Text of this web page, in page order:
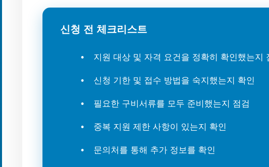
신청 전 체크리스트
지원 대상 및 자격 요건을 정확히 확인했는지
신청 기한 및 접수 방법을 숙지했는지 확인
필요한 구비서류를 모두 준비했는지 점검
중복 지원 제한 사항이 있는지 확인
문의처를 통해 추가 정보를 확인